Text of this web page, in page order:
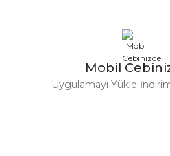
Chanel Coco Mademoiselle Edp
7.160,00 TL
Mobil
Uygulamayı Yükle